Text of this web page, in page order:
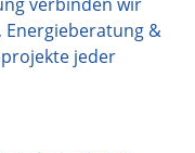
&
jeder